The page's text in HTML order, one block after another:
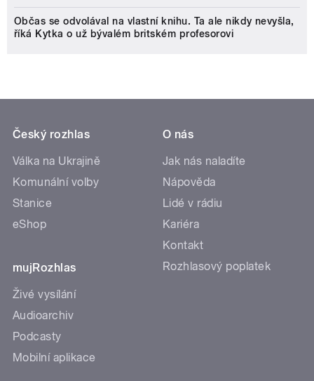
Občas se odvolával na vlastní knihu. Ta ale nikdy nevyšla,
říká Kytka o už bývalém britském profesorovi
Český rozhlas
Válka na Ukrajině
Komunální volby
Stanice
eShop
mujRozhlas
Živé vysílání
Audioarchiv
Podcasty
Mobilní aplikace
O nás
Jak nás naladíte
Nápověda
Lidé v rádiu
Kariéra
Kontakt
Rozhlasový poplatek